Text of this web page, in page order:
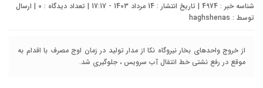
شناسه خبر : 4974 | تاریخ انتشار : 14 مرداد 1403 - 17:17 | تعداد دیدگاه : 0 | ارسال
توسط : haghshenas
از خروج واحدهای بخار نیروگاه نکا از مدار تولید در زمان اوج مصرف با اقدام به
موقع در رفع نشتی خط انتقال آب سرویس ، جلوگیری شد.